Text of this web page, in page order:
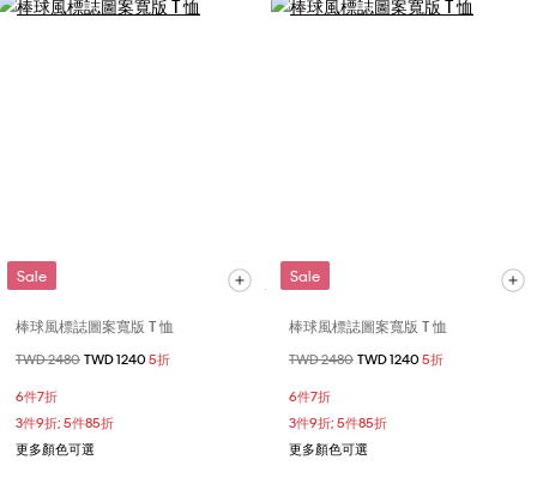
Sale
棒球風標誌圖案寬版 T 恤
價格扣減從
TWD 2480 至
TWD 1240 5折
6件7折
3件9折; 5件85折
更多顏色可選
Sale
棒球風標誌圖案寬版 T 恤
價格扣減從
TWD 2480 至
TWD 1240 5折
6件7折
3件9折; 5件85折
更多顏色可選